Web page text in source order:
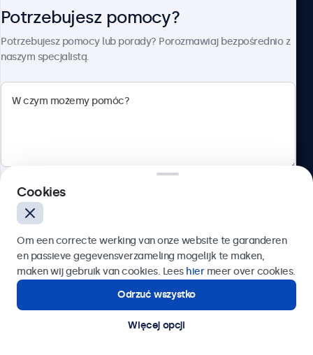
Polski
© 2026 Beetronics
Potrzebujesz pomocy?
Potrzebujesz pomocy lub porady? Porozmawiaj bezpośrednio z
naszym specjalistą.
Wyślij
Lub zadzwoń pod numer:22 397 04 43
Potrzebujesz pomocy?
Kontakt ze specjalistą.
Cookies
Om een correcte werking van onze website te garanderen
en passieve gegevensverzameling mogelijk te maken,
maken wij gebruik van cookies. Lees hiermeer over cookies.
Odrzuć wszystko
Więcej opcji